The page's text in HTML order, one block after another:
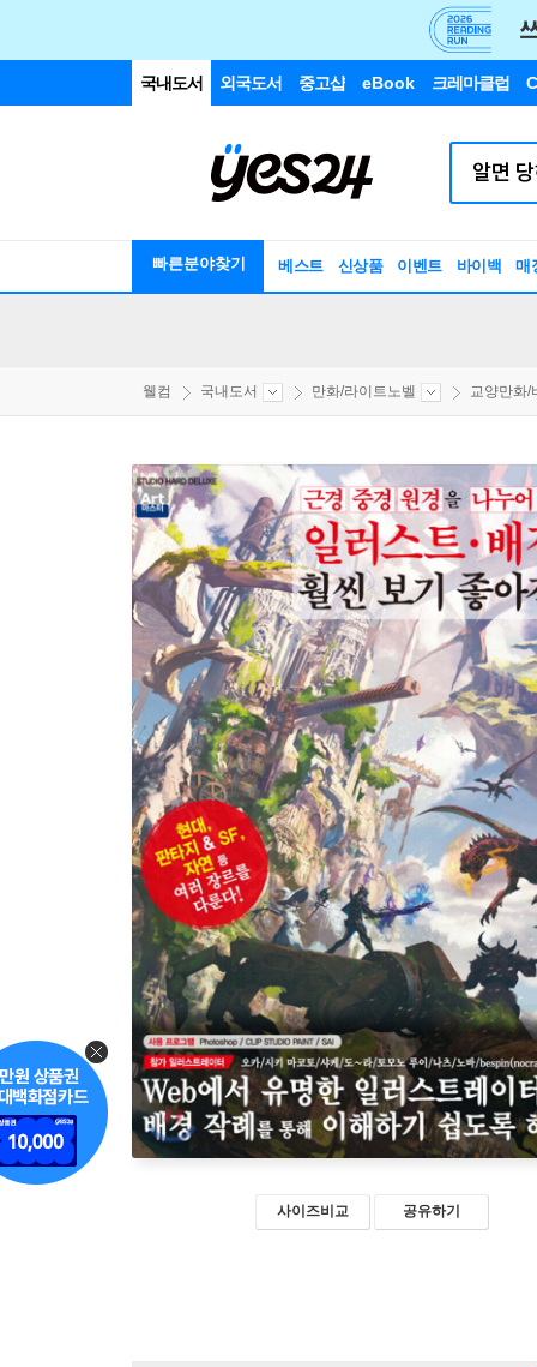
국내도서 외국도서 중고샵 eBook 크레마클럽
빠른분야찾기 베스트 신상품 이벤트 바이백 매
웰컴 국내도서 만화/라이트노벨 교양만화/
사이즈비교 공유하기